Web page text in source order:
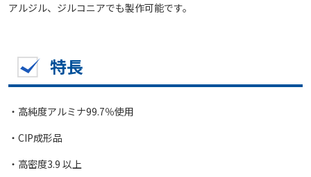
アルジル、ジルコニアでも製作可能です。
特長
・高純度アルミナ99.7％使用
・CIP成形品
・高密度3.9 以上